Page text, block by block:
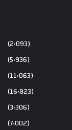
(2٬093)
(5٬936)
(11٬063)
(16٬823)
(3٬306)
(7٬002)